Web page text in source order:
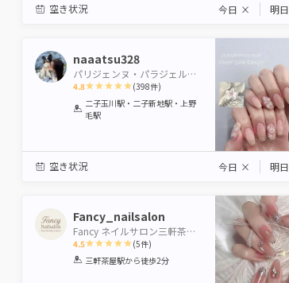
空き状況 今日 × 明日
naaatsu328
パリジェンヌ・パラジェル登録サロン Neolive uri【ネオリーブウリ】
4.8
1
Star
2
Stars
3 4 5
(398件)
二子玉川駅・二子新地駅・上野
毛駅
空き状況 今日 × 明日
Fancy_nailsalon
Fancy ネイルサロン三軒茶屋店
4.5
1 2 3 4 5
(5件)
三軒茶屋駅から徒歩2分